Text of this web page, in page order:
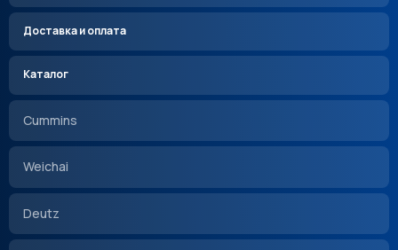
Доставка и оплата
Каталог
Cummins
Weichai
Deutz